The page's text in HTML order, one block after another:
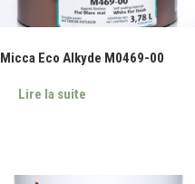
Micca Eco Alkyde M0469-00
Lire la suite